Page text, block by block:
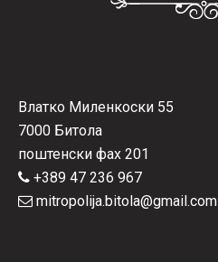
Влатко Миленкоски 55
7000 Битола
поштенски фах 201
+389 47 236 967
mitropolija.bitola@gmail.com